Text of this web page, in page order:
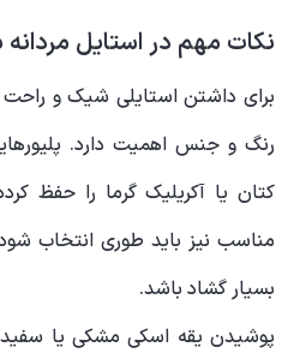
نکات مهم در استایل مردانه
برای داشتن استایلی شیک و
رنگ و جنس اهمیت دارد.
کتان یا آکریلیک گرما را حفظ
مناسب نیز باید طوری انتخاب
بسیار گشاد باشد.
پوشیدن یقه اسکی مشکی یا سفید